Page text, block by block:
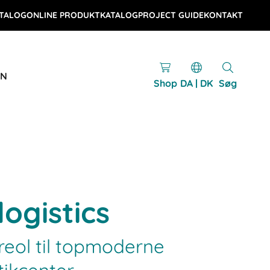
ONLINE PRODUKTKATALOGPROJECT GUIDEKONTAKT
Shop DA | DK Søg
til topmoderne